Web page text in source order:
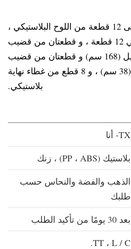
تشتمل المجموعة على 12 قطعة من اللوح البلاستيكي ،
وخطاف بلاستيكي 12 قطعة ، و قطعتان من قضيب
بلاستيكي طويل (168 سم) و قطعتان من قضيب
بلاستيكي قصير (38 سم) ، و 8 قطع من غطاء نهاية
بلاستيكي.
TX- أنا
بلاستيك (PP ، ABS) ، زنك
الذهب والفضة والنحاس حسب
طلبك
بعد 30 يومًا من تأكيد الطلب
TT ، L / C.